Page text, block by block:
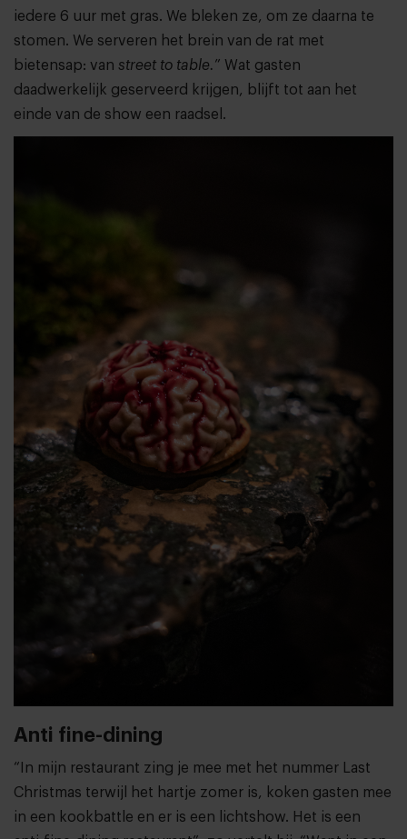
iedere 6 uur met gras. We bleken ze, om ze daarna te
stomen. We serveren het brein van de rat met
bietensap: van street to table.” Wat gasten
daadwerkelijk geserveerd krijgen, blijft tot aan het
einde van de show een raadsel.
Anti fine-dining
“In mijn restaurant zing je mee met het nummer Last
Christmas terwijl het hartje zomer is, koken gasten mee
in een kookbattle en er is een lichtshow. Het is een